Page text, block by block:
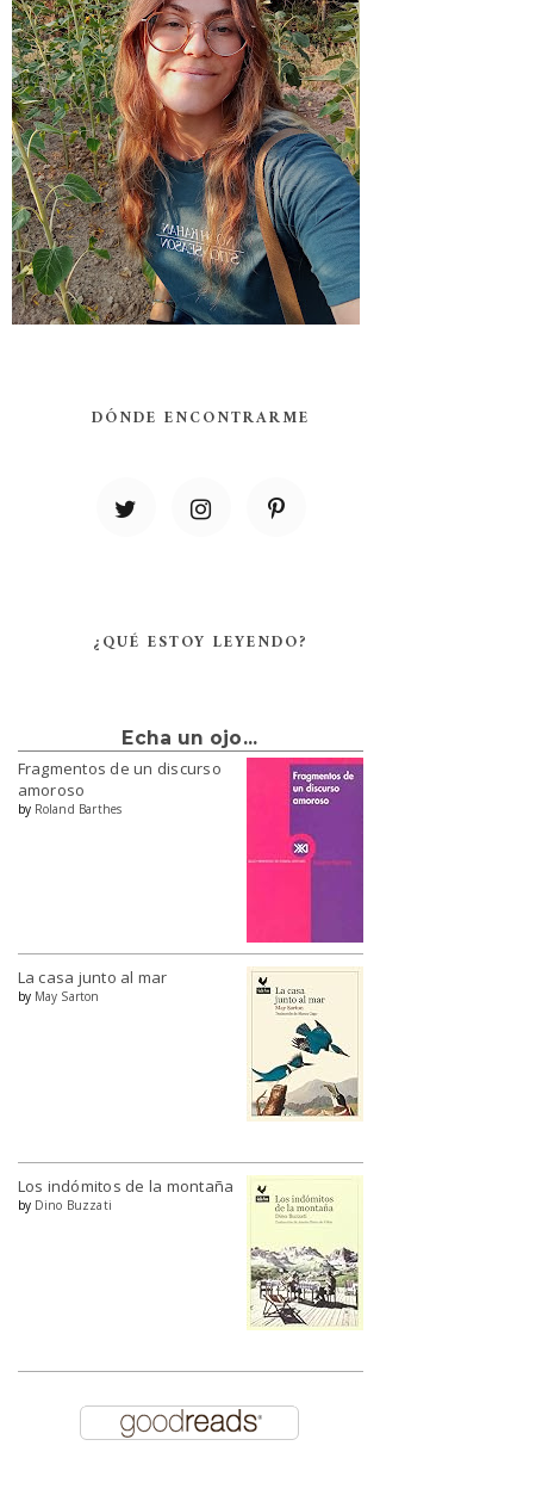
DÓNDE ENCONTRARME
¿QUÉ ESTOY LEYENDO?
Echa un ojo...
Fragmentos de un discurso
amoroso
by Roland Barthes
La casa junto al mar
by May Sarton
Los indómitos de la montaña
by Dino Buzzati